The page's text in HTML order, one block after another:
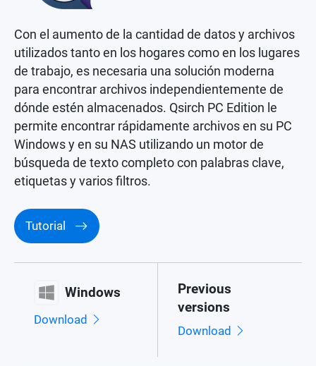
Con el aumento de la cantidad de datos y archivos
utilizados tanto en los hogares como en los lugares
de trabajo, es necesaria una solución moderna
para encontrar archivos independientemente de
dónde estén almacenados. Qsirch PC Edition le
permite encontrar rápidamente archivos en su PC
Windows y en su NAS utilizando un motor de
búsqueda de texto completo con palabras clave,
etiquetas y varios filtros.
Tutorial
Windows
Download
Previous
versions
Download